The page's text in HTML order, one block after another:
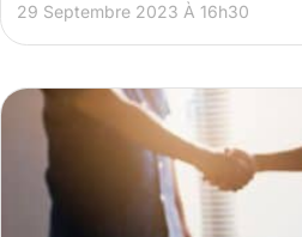
29 Septembre 2023 À 16h30